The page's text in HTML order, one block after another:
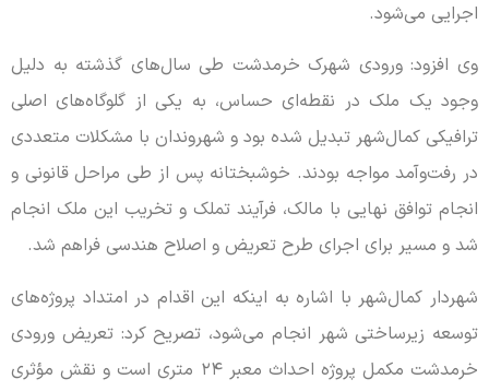
اجرایی می‌شود.
وی افزود: ورودی شهرک خرمدشت طی سال‌های گذشته به دلیل
وجود یک ملک در نقطه‌ای حساس، به یکی از گلوگاه‌های اصلی
ترافیکی کمال‌شهر تبدیل شده بود و شهروندان با مشکلات متعددی
در رفت‌وآمد مواجه بودند. خوشبختانه پس از طی مراحل قانونی و
انجام توافق نهایی با مالک، فرآیند تملک و تخریب این ملک انجام
شد و مسیر برای اجرای طرح تعریض و اصلاح هندسی فراهم شد.
شهردار کمال‌شهر با اشاره به اینکه این اقدام در امتداد پروژه‌های
توسعه زیرساختی شهر انجام می‌شود، تصریح کرد: تعریض ورودی
خرمدشت مکمل پروژه احداث معبر ۲۴ متری است و نقش مؤثری